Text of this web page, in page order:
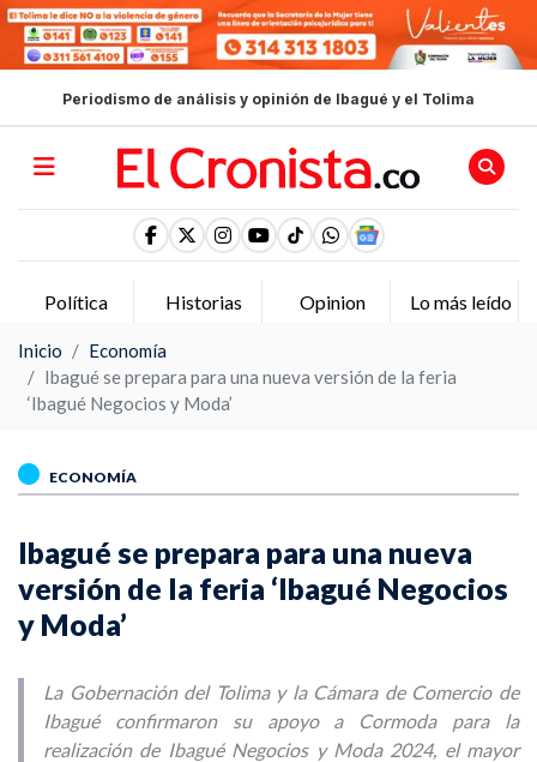
Periodismo de análisis y opinión de Ibagué y el Tolima
Política Historias Opinion Lo más leído
Inicio
Economía
Ibagué se prepara para una nueva versión de la feria
‘Ibagué Negocios y Moda’
ECONOMÍA
Ibagué se prepara para una nueva
versión de la feria ‘Ibagué Negocios
y Moda’
La Gobernación del Tolima y la Cámara de Comercio de
Ibagué confirmaron su apoyo a Cormoda para la
realización de Ibagué Negocios y Moda 2024, el mayor